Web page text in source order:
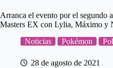
Arranca el evento por el segundo
Masters EX con Lylia, Máximo y
Noticias
Pokémon
28 de agosto de 2021